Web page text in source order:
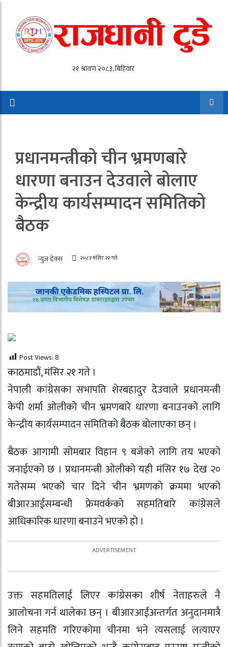
प्रधानमन्त्रीको चीन भ्रमणबारे
धारणा बनाउन देउवाले बोलाए
केन्द्रीय कार्यसम्पादन समितिको
बैठक
न्युज डेक्स २०८१ मंसिर २१ गते
Post Views:8
काठमाडौं, मंसिर २१ गते ।
नेपाली कांग्रेसका सभापति शेरबहादुर देउवाले प्रधानमन्त्री
केपी शर्मा ओलीको चीन भ्रमणबारे धारणा बनाउनको लागि
केन्द्रीय कार्यसम्पादन समितिको बैठक बोलाएका छन् ।
बैठक आगामी सोमबार विहान ९ बजेको लागि तय भएको
जनाईएको छ । प्रधानमन्त्री ओलीको यही मंसिर १७ देख २०
गतेसम्म भएको चार दिने चीन भ्रमणको क्रममा भएको
बीआरआईसम्बन्धी फ्रेमवर्कको सहमतिबारे कांग्रेसले
आधिकारिक धारणा बनाउने भएको हो ।
उक्त सहमतिलाई लिएर कांग्रेसका शीर्ष नेताहरुले नै
आलोचना गर्न थालेका छन् । बीआरआईअन्तर्गत अनुदानमात्रै
लिने सहमति गरिएकोमा चीनमा भने त्यसलाई लत्याएर